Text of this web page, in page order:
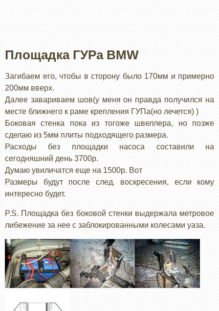
Площадка ГУРа BMW
Загибаем его, чтобы в сторону было 170мм и примерно
200мм вверх.
Далее завариваем шов(у меня он правда получился на
месте ближнего к раме крепления ГУПа(но лечется) )
Боковая стенка пока из тогоже швеллера, но позже
сделаю из 5мм плиты подходящего размера.
Расходы без площадки насоса составили на
сегодняшний день 3700р.
Думаю увиличатся еще на 1500р. Вот
Размеры будут после след. воскресения, если кому
интересно будет.
P.S. Площадка без боковой стенки выдержала метровое
либежение за нее с заблокированными колесами уаза.